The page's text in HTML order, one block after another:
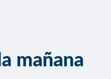
mañana